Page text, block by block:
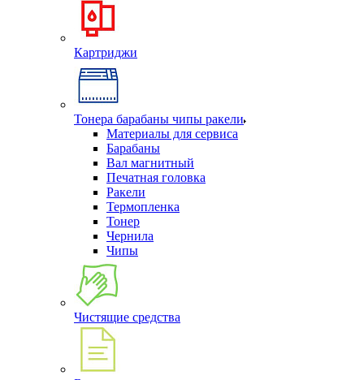
Картриджи
Тонера барабаны чипы ракели
Материалы для сервиса
Барабаны
Вал магнитный
Печатная головка
Ракели
Термопленка
Тонер
Чернила
Чипы
Чистящие средства